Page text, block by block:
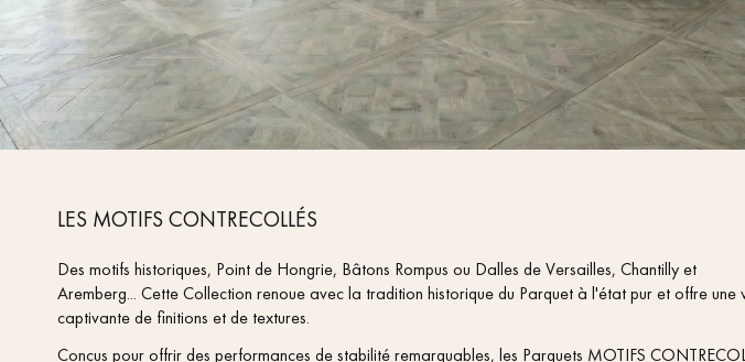
LES MOTIFS CONTRECOLLÉS
Des motifs historiques, Point de Hongrie, Bâtons Rompus ou Dalles de Versailles, Chantilly et
Aremberg... Cette Collection renoue avec la tradition historique du Parquet à l'état pur et offre une
captivante de finitions et de textures.
Conçus pour offrir des performances de stabilité remarquables, les Parquets MOTIFS